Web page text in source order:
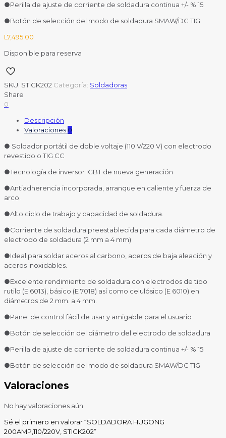
●Perilla de ajuste de corriente de soldadura continua +/- % 15
●Botón de selección del modo de soldadura SMAW/DC TIG
L 7,495.00
Disponible para reserva
SKU: STICK202 Categoría: Soldadoras
Share
0
Descripción
Valoraciones 0
● Soldador portátil de doble voltaje (110 V/220 V) con electrodo
revestido o TIG CC
●Tecnología de inversor IGBT de nueva generación
●Antiadherencia incorporada, arranque en caliente y fuerza de
arco.
●Alto ciclo de trabajo y capacidad de soldadura.
●Corriente de soldadura preestablecida para cada diámetro de
electrodo de soldadura (2 mm a 4 mm)
●Ideal para soldar aceros al carbono, aceros de baja aleación y
aceros inoxidables.
●Excelente rendimiento de soldadura con electrodos de tipo
rutilo (E 6013), básico (E 7018) así como celulósico (E 6010) en
diámetros de 2 mm. a 4 mm.
●Panel de control fácil de usar y amigable para el usuario
●Botón de selección del diámetro del electrodo de soldadura
●Perilla de ajuste de corriente de soldadura continua +/- % 15
●Botón de selección del modo de soldadura SMAW/DC TIG
Valoraciones
No hay valoraciones aún.
Sé el primero en valorar “SOLDADORA HUGONG
200AMP,110/220V, STICK202”